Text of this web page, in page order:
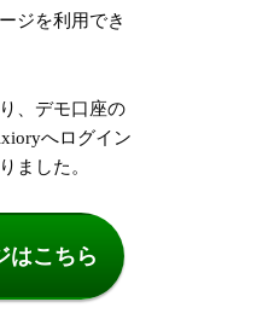
ジを利用でき
、デモ口座の
へログイン
ました。
はこちら